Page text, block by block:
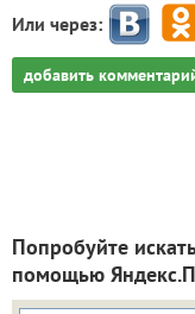
Или через:
добавить
Попробуйте
помощью